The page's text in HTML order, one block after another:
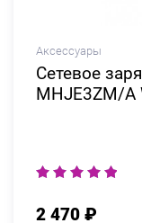
Аксессуары
Сетевое
MHJE3ZM/A
2 470 ₽